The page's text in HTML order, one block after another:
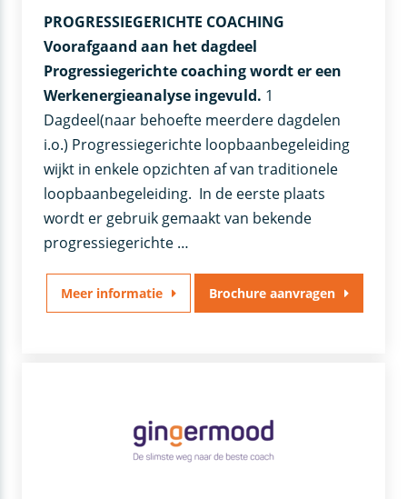
PROGRESSIEGERICHTE COACHING
Voorafgaand aan het dagdeel
Progressiegerichte coaching wordt er een
Werkenergieanalyse ingevuld. 1
Dagdeel(naar behoefte meerdere dagdelen
i.o.) Progressiegerichte loopbaanbegeleiding
wijkt in enkele opzichten af van traditionele
loopbaanbegeleiding. In de eerste plaats
wordt er gebruik gemaakt van bekende
progressiegerichte …
Meer informatie Brochure aanvragen